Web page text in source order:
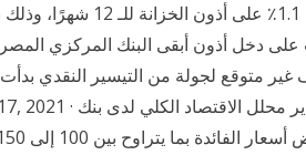
المستويات الحالية على عائد حقيقى إيجابى
12 شهرا عند 12.6% و15% ضرائب على دخل أذون أبقى البنك
غير متوقع لجولة من التيسير النقدي